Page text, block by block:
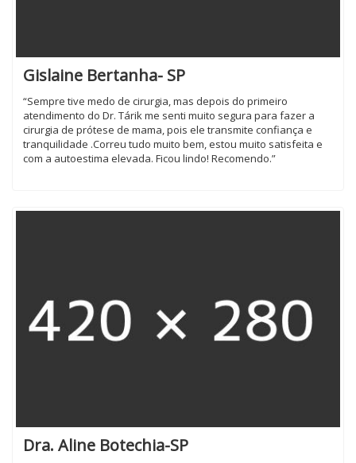
Gislaine Bertanha- SP
“Sempre tive medo de cirurgia, mas depois do primeiro
atendimento do Dr. Tárik me senti muito segura para fazer a
cirurgia de prótese de mama, pois ele transmite confiança e
tranquilidade .Correu tudo muito bem, estou muito satisfeita e
com a autoestima elevada. Ficou lindo! Recomendo.”
Dra. Aline Botechia-SP